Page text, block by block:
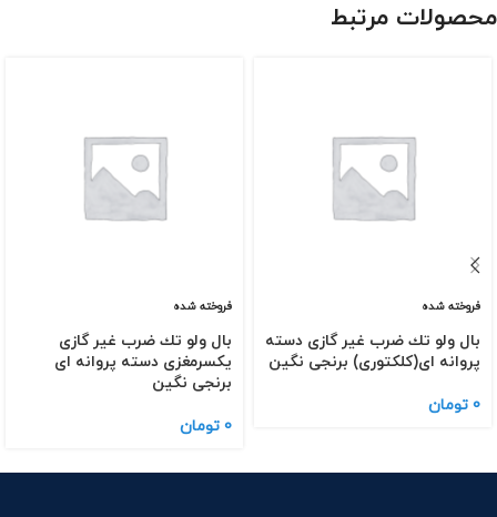
محصولات مرتبط
فروخته شده
بال ولو تك ضرب غیر گازی دسته
پروانه ای(كلكتوری) برنجی نگین
0 تومان
فروخته شده
بال ولو تك ضرب غیر گازی
یكسرمغزی دسته پروانه ای
برنجی نگین
0 تومان